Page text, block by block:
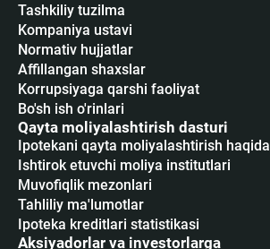
Tashkiliy tuzilma
Kompaniya ustavi
Normativ hujjatlar
Affillangan shaxslar
Korrupsiyaga qarshi faoliyat
Bo'sh ish o'rinlari
Qayta moliyalashtirish dasturi
Ipotekani qayta moliyalashtirish haqida
Ishtirok etuvchi moliya institutlari
Muvofiqlik mezonlari
Tahliliy ma'lumotlar
Ipoteka kreditlari statistikasi
Aksiyadorlar va investorlarga